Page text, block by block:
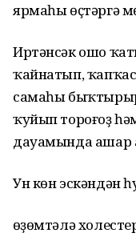
ярмаһы өҫтәргә
Иртәнсәк ошо
ҡайнатып,
самаһы
ҡуйып тороғоҙ
дауамында ашар
Ун көн эскәндән
Һөҙөмтәлә